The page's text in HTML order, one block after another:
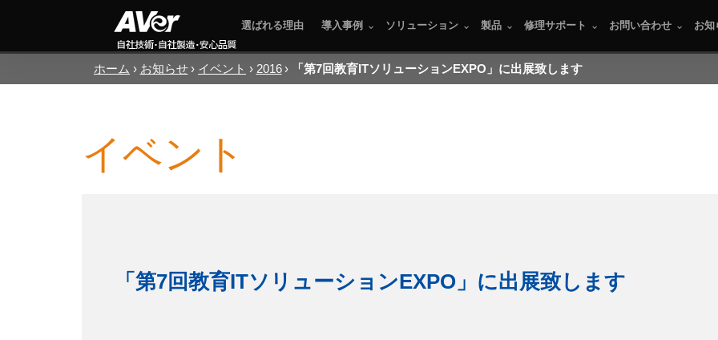
選ばれる理由 導入事例 ソリューション 製品 修理サポート お問い合わせ お知
ホーム お知らせ イベント 2016 「第7回教育ITソリューションEXPO」に出展致します
イベント
「第7回教育ITソリューションEXPO」に出展致します